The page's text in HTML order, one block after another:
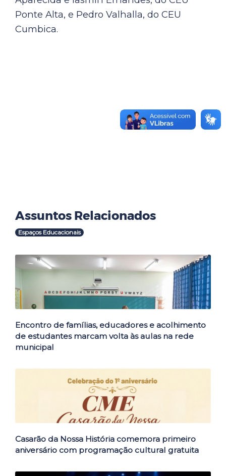
Ponte Alta, e Pedro Valhalla, do CEU
Cumbica.
Assuntos Relacionados
Espaços Educacionais
Outras Notícias
Encontro de famílias, educadores e acolhimento
de estudantes marcam volta às aulas na rede
municipal
Casarão da Nossa História comemora primeiro
aniversário com programação cultural gratuita